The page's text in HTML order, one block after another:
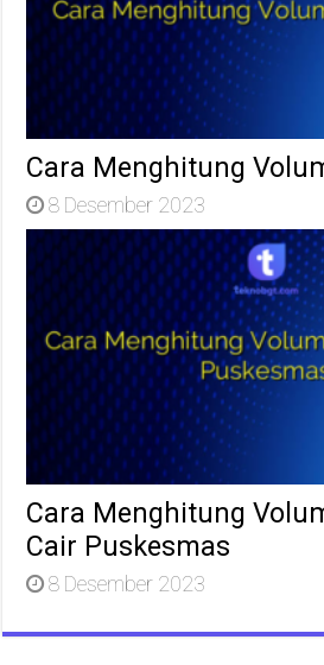
Cara Menghitung
8 Desember 2023
Cara Menghitung
Cair Puskesmas
8 Desember 2023